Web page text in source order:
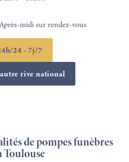
midi sur rendez-vous
24 - 7j/7
rive national
de pompes funèbres
Toulouse